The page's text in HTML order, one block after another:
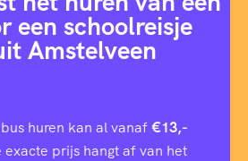
een schoolreisje
Amstelveen
huren kan al vanaf€13,-
exacte prijs hangt af van het